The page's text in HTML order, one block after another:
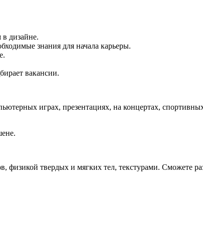
дизайне.
знания для начала карьеры.
вакансии.
играх, презентациях, на концертах,
физикой твердых и мягких тел, текстурами. Сможете